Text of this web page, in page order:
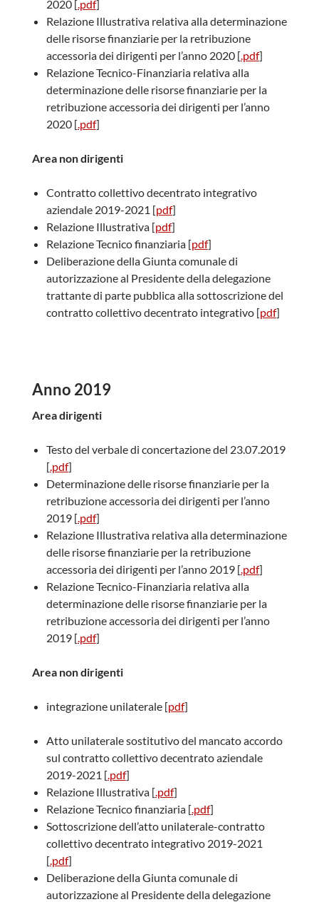
2020 [.pdf]
Relazione Illustrativa relativa alla determinazione
delle risorse finanziarie per la retribuzione
accessoria dei dirigenti per l’anno 2020 [.pdf]
Relazione Tecnico-Finanziaria relativa alla
determinazione delle risorse finanziarie per la
retribuzione accessoria dei dirigenti per l’anno
2020 [.pdf]
Area non dirigenti
Contratto collettivo decentrato integrativo
aziendale 2019-2021 [pdf]
Relazione Illustrativa [pdf]
Relazione Tecnico finanziaria [pdf]
Deliberazione della Giunta comunale di
autorizzazione al Presidente della delegazione
trattante di parte pubblica alla sottoscrizione del
contratto collettivo decentrato integrativo [pdf]
Anno 2019
Area dirigenti
Testo del verbale di concertazione del 23.07.2019
[.pdf]
Determinazione delle risorse finanziarie per la
retribuzione accessoria dei dirigenti per l’anno
2019 [.pdf]
Relazione Illustrativa relativa alla determinazione
delle risorse finanziarie per la retribuzione
accessoria dei dirigenti per l’anno 2019 [.pdf]
Relazione Tecnico-Finanziaria relativa alla
determinazione delle risorse finanziarie per la
retribuzione accessoria dei dirigenti per l’anno
2019 [.pdf]
Area non dirigenti
integrazione unilaterale [pdf]
Atto unilaterale sostitutivo del mancato accordo
sul contratto collettivo decentrato aziendale
2019-2021 [.pdf]
Relazione Illustrativa [.pdf]
Relazione Tecnico finanziaria [.pdf]
Sottoscrizione dell’atto unilaterale-contratto
collettivo decentrato integrativo 2019-2021
[.pdf]
Deliberazione della Giunta comunale di
autorizzazione al Presidente della delegazione